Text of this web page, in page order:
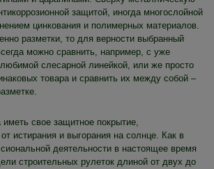
защитой, иногда многослойной
цинкования и полимерных материалов.
разметки, то для верности выбранный
можно сравнить, например, с уже
слесарной линейкой, или же просто
товара и сравнить их между собой –
свое защитное покрытие,
истирания и выгорания на солнце. Как в
деятельности в настоящее время
строительных рулеток длиной от двух до